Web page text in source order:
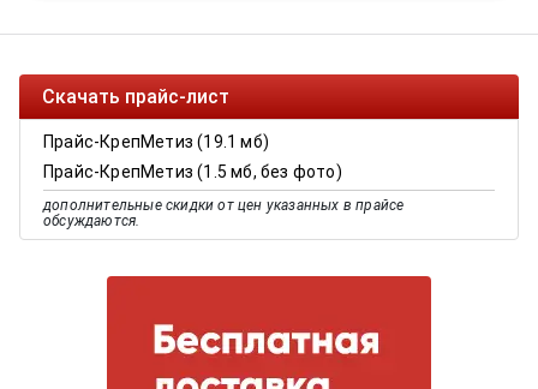
Скачать прайс-лист
Прайс-КрепМетиз (19.1 мб)
Прайс-КрепМетиз (1.5 мб, без фото)
дополнительные скидки от цен указанных в прайсе
обсуждаются.